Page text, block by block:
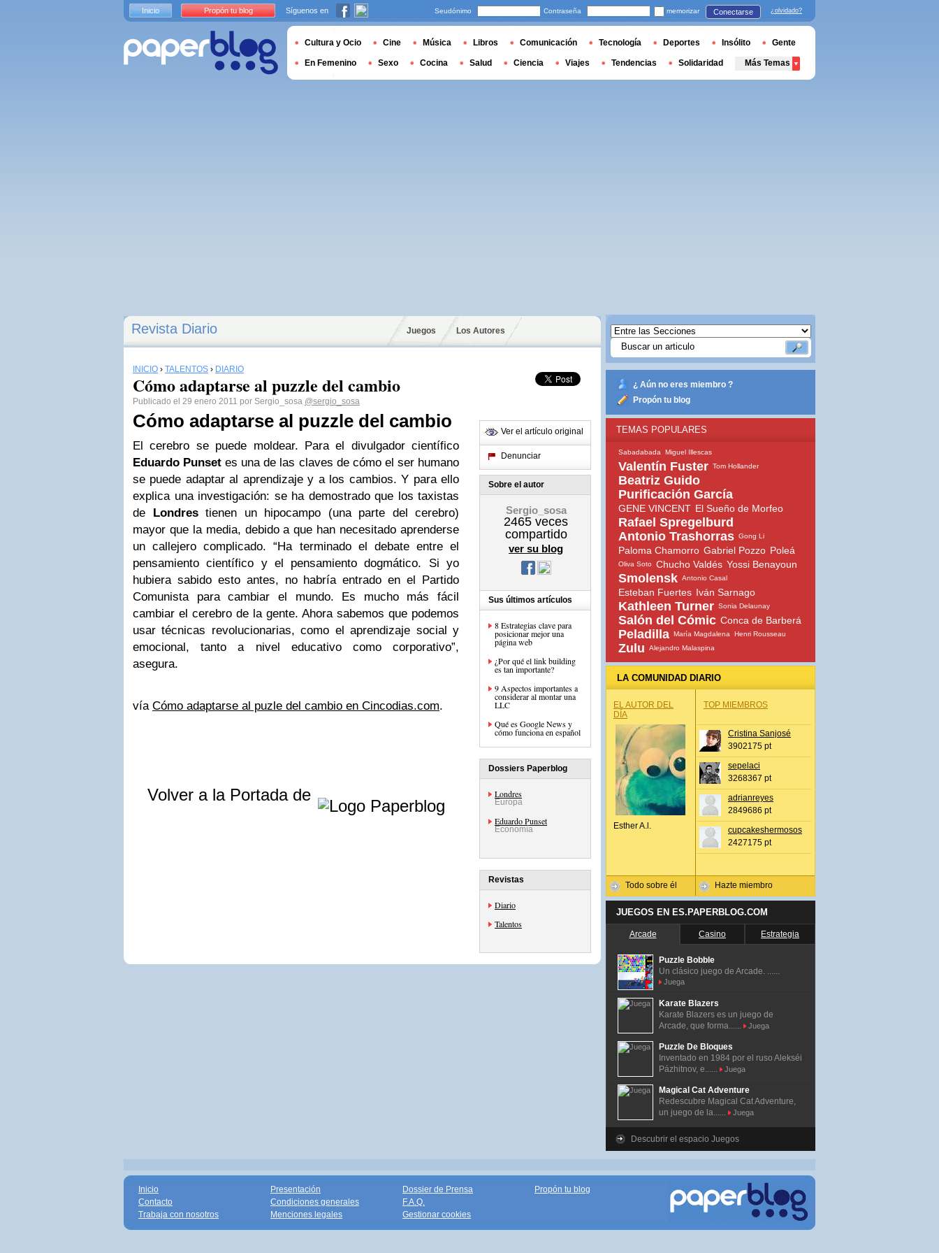
Revista Diario Juegos Los Autores
INICIO › TALENTOS › DIARIO
Cómo adaptarse al puzzle del cambio
Publicado el 29 enero 2011 por Sergio_sosa @sergio_sosa
Cómo adaptarse al puzzle del cambio
El cerebro se puede moldear. Para el divulgador científico
Eduardo Punset es una de las claves de cómo el ser humano
se puede adaptar al aprendizaje y a los cambios. Y para ello
explica una investigación: se ha demostrado que los taxistas
de Londrestienen un hipocampo (una parte del cerebro)
mayor que la media, debido a que han necesitado aprenderse
un callejero complicado. “Ha terminado el debate entre el
pensamiento científico y el pensamiento dogmático. Si yo
hubiera sabido esto antes, no habría entrado en el Partido
Comunista para cambiar el mundo. Es mucho más fácil
cambiar el cerebro de la gente. Ahora sabemos que podemos
usar técnicas revolucionarias, como el aprendizaje social y
emocional, tanto a nivel educativo como corporativo”,
asegura.
vía Cómo adaptarse al puzle del cambio en Cincodias.com.
Volver a la Portada de
Ver el artículo original
Denunciar
Sobre el autor
Sergio_sosa
2465 veces
compartido
ver su blog
Sus últimos artículos
8 Estrategias clave para
posicionar mejor una
página web
¿Por qué el link building
es tan importante?
9 Aspectos importantes a
considerar al montar una
LLC
Qué es Google News y
cómo funciona en español
Dossiers Paperblog
Londres
Europa
Eduardo Punset
Economía
Revistas
Diario
Talentos
¿ Aún no eres miembro ?
Propón tu blog
TEMAS POPULARES
Sabadabada Miguel Illescas
Valentín Fuster Tom Hollander
Beatriz Guido
Purificación García
GENE VINCENT El Sueño de Morfeo
Rafael Spregelburd
Antonio Trashorras Gong Li
Paloma Chamorro Gabriel Pozzo Poleá
Oliva Soto Chucho Valdés Yossi Benayoun
Smolensk Antonio Casal
Esteban Fuertes Iván Sarnago
Kathleen Turner Sonia Delaunay
Salón del Cómic Conca de Barberá
Peladilla María Magdalena Henri Rousseau
Zulu Alejandro Malaspina
LA COMUNIDAD DIARIO
EL AUTOR DEL
DÍA
Esther A.l.
Todo sobre él
TOP MIEMBROS
Cristina Sanjosé
3902175 pt
sepelaci
3268367 pt
adrianreyes
2849686 pt
cupcakeshermosos
2427175 pt
Hazte miembro
JUEGOS EN ES.PAPERBLOG.COM
Arcade Casino Estrategia
Puzzle Bobble
Un clásico juego de Arcade. ......
Juega
Karate Blazers
Karate Blazers es un juego de
Arcade, que forma......
Juega
Puzzle De Bloques
Inventado en 1984 por el ruso Alekséi
Pázhitnov, e......
Juega
Magical Cat Adventure
Redescubre Magical Cat Adventure,
un juego de la......
Juega
Descubrir el espacio Juegos
Inicio Propón tu blog Síguenos en Seudónimo Contraseña memorizar Conectarse ¿olvidado?
Cultura y Ocio Cine Música Libros Comunicación Tecnología Deportes Insólito Gente
En Femenino Sexo Cocina Salud Ciencia Viajes Tendencias Solidaridad Más Temas
Inicio
Contacto
Trabaja con nosotros
Presentación
Condiciones generales
Menciones legales
Dossier de Prensa
F.A.Q.
Gestionar cookies
Propón tu blog